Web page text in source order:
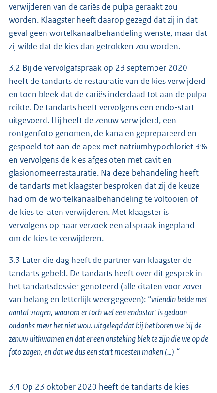
verwijderen van de cariës de pulpa geraakt zou
worden. Klaagster heeft daarop gezegd dat zij in dat
geval geen wortelkanaalbehandeling wenste, maar dat
zij wilde dat de kies dan getrokken zou worden.
3.2 Bij de vervolgafspraak op 23 september 2020
heeft de tandarts de restauratie van de kies verwijderd
en toen bleek dat de cariës inderdaad tot aan de pulpa
reikte. De tandarts heeft vervolgens een endo-start
uitgevoerd. Hij heeft de zenuw verwijderd, een
röntgenfoto genomen, de kanalen geprepareerd en
gespoeld tot aan de apex met natriumhypochloriet 3%
en vervolgens de kies afgesloten met cavit en
glasionomeerrestauratie. Na deze behandeling heeft
de tandarts met klaagster besproken dat zij de keuze
had om de wortelkanaalbehandeling te voltooien of
de kies te laten verwijderen. Met klaagster is
vervolgens op haar verzoek een afspraak ingepland
om de kies te verwijderen.
3.3 Later die dag heeft de partner van klaagster de
tandarts gebeld. De tandarts heeft over dit gesprek in
het tandartsdossier genoteerd (alle citaten voor zover
van belang en letterlijk weergegeven): “vriendin belde met
aantal vragen, waarom er toch wel een endostart is gedaan
ondanks mevr het niet wou. uitgelegd dat bij het boren we bij de
zenuw uitkwamen en dat er een onsteking blek te zijn die we op de
foto zagen, en dat we dus een start moesten maken (…) “
3.4 Op 23 oktober 2020 heeft de tandarts de kies